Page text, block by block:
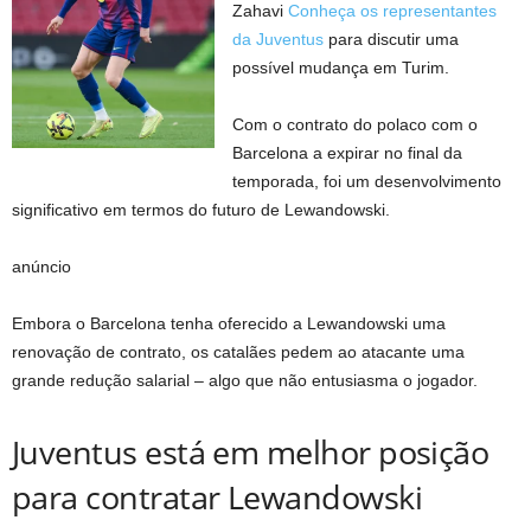
ZahaviConheça os representantes
da Juventus para discutir uma
possível mudança em Turim.
Com o contrato do polaco com o
Barcelona a expirar no final da
temporada, foi um desenvolvimento
significativo em termos do futuro de Lewandowski.
anúncio
Embora o Barcelona tenha oferecido a Lewandowski uma
renovação de contrato, os catalães pedem ao atacante uma
grande redução salarial – algo que não entusiasma o jogador.
Juventus está em melhor posição
para contratar Lewandowski